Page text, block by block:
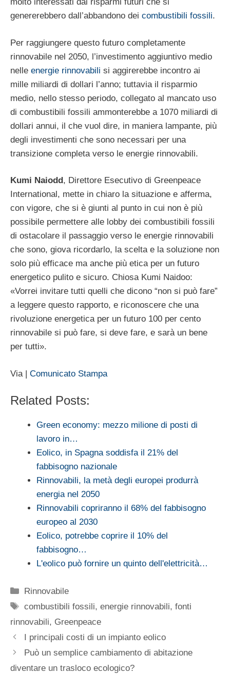
molto interessati dai risparmi futuri che si
genererebbero dall’abbandono dei combustibili fossili.
Per raggiungere questo futuro completamente
rinnovabile nel 2050, l’investimento aggiuntivo medio
nelle energie rinnovabili si aggirerebbe incontro ai
mille miliardi di dollari l’anno; tuttavia il risparmio
medio, nello stesso periodo, collegato al mancato uso
di combustibili fossili ammonterebbe a 1070 miliardi di
dollari annui, il che vuol dire, in maniera lampante, più
degli investimenti che sono necessari per una
transizione completa verso le energie rinnovabili.
Kumi Naiodd , Direttore Esecutivo di Greenpeace
International, mette in chiaro la situazione e afferma,
con vigore, che si è giunti al punto in cui non è più
possibile permettere alle lobby dei combustibili fossili
di ostacolare il passaggio verso le energie rinnovabili
che sono, giova ricordarlo, la scelta e la soluzione non
solo più efficace ma anche più etica per un futuro
energetico pulito e sicuro. Chiosa Kumi Naidoo:
«Vorrei invitare tutti quelli che dicono “non si può fare”
a leggere questo rapporto, e riconoscere che una
rivoluzione energetica per un futuro 100 per cento
rinnovabile si può fare, si deve fare, e sarà un bene
per tutti».
Via | Comunicato Stampa
Related Posts:
Green economy: mezzo milione di posti di
lavoro in…
Eolico, in Spagna soddisfa il 21% del
fabbisogno nazionale
Rinnovabili, la metà degli europei produrrà
energia nel 2050
Rinnovabili copriranno il 68% del fabbisogno
europeo al 2030
Eolico, potrebbe coprire il 10% del
fabbisogno…
L'eolico può fornire un quinto dell'elettricità…
Categorie
Rinnovabile
Tag
combustibili fossili,energie rinnovabili,fonti
rinnovabili, Greenpeace
I principali costi di un impianto eolico
Può un semplice cambiamento di abitazione
diventare un trasloco ecologico?